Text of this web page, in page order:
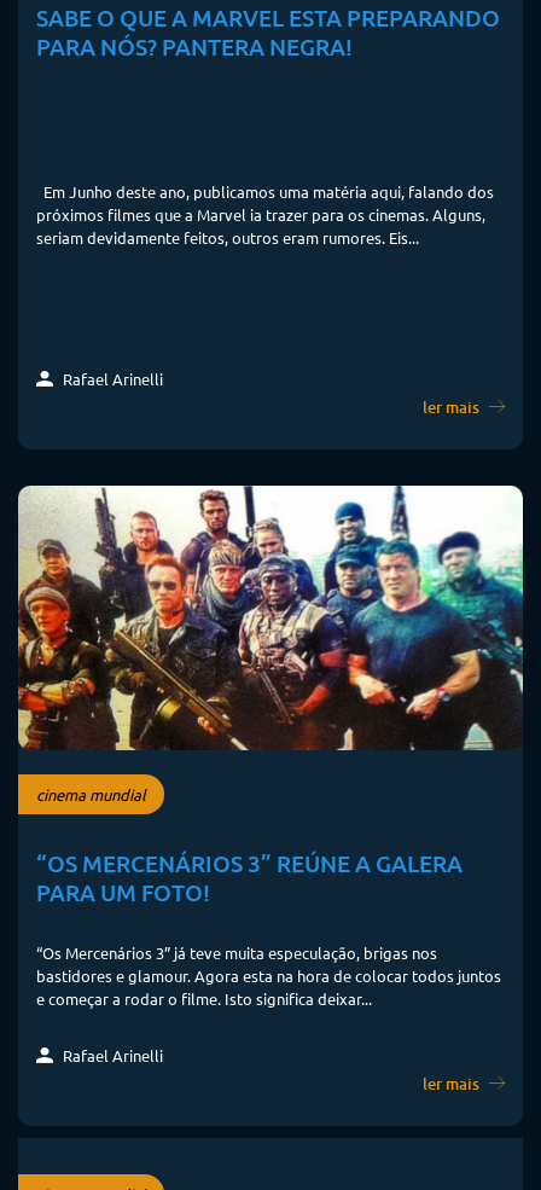
SABE O QUE A MARVEL ESTA PREPARANDO
PARA NÓS? PANTERA NEGRA!
Em Junho deste ano, publicamos uma matéria aqui, falando dos
próximos filmes que a Marvel ia trazer para os cinemas. Alguns,
seriam devidamente feitos, outros eram rumores. Eis...
Rafael Arinelli
ler mais
cinema mundial
“OS MERCENÁRIOS 3” REÚNE A GALERA
PARA UM FOTO!
“Os Mercenários 3” já teve muita especulação, brigas nos
bastidores e glamour. Agora esta na hora de colocar todos juntos
e começar a rodar o filme. Isto significa deixar...
Rafael Arinelli
ler mais